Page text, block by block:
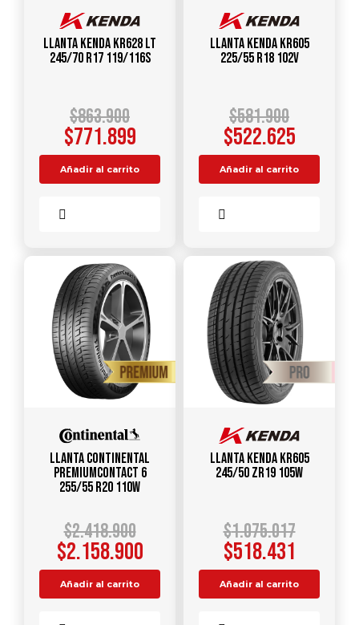
Llanta KENDA KR628 LT
245/70 R17 119/116S
$863.900
$771.899
Añadir al carrito
Llanta KENDA KR605
225/55 R18 102V
$581.900
$522.625
Añadir al carrito
Llanta CONTINENTAL
PREMIUMCONTACT 6
255/55 R20 110W
$2.418.900
$2.158.900
Añadir al carrito
Llanta KENDA KR605
245/50 ZR19 105W
$1.075.017
$518.431
Añadir al carrito